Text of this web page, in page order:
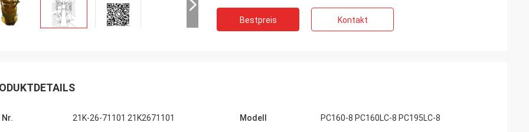
Bestpreis Kontakt
21K-26-71101 21K2671101 Modell PC160-8 PC160LC-8 PC195LC-8